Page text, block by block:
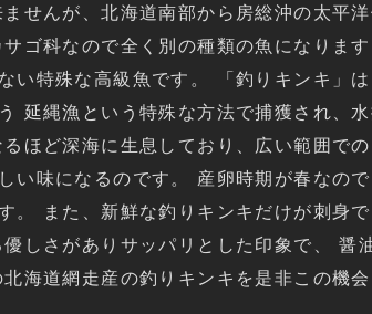
せんが、北海道南部から房総沖の太平
ゴ科なので全く別の種類の魚になりま
い特殊な高級魚です。 「釣りキンキ」
延縄漁という特殊な方法で捕獲され、
ほど深海に生息しており、広い範囲で
い味になるのです。 産卵時期が春なの
。 また、新鮮な釣りキンキだけが刺身
しさがありサッパリとした印象で、 醤
海道網走産の釣りキンキを是非この機